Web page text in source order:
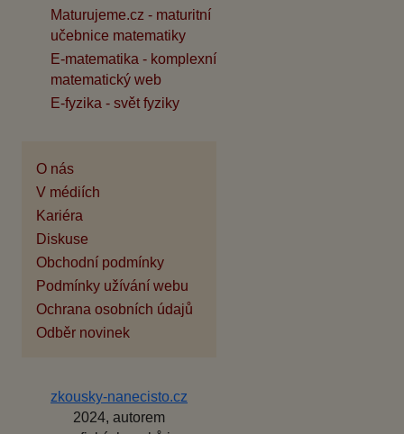
Maturujeme.cz - maturitní
učebnice matematiky
E-matematika - komplexní
matematický web
E-fyzika - svět fyziky
O nás
V médiích
Kariéra
Diskuse
Obchodní podmínky
Podmínky užívání webu
Ochrana osobních údajů
Odběr novinek
zkousky-nanecisto.cz
2024, autorem